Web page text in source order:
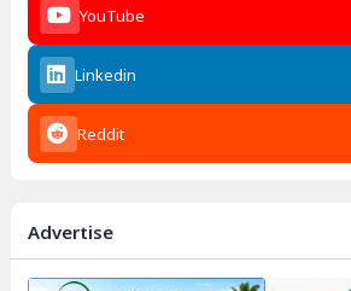
YouTube
Linkedin
Reddit
Advertise